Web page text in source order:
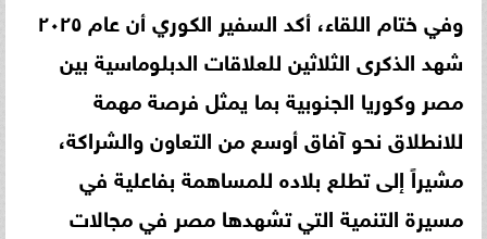
وفي ختام اللقاء، أكد السفير الكوري أن عام ٢٠٢٥
شهد الذكرى الثلاثين للعلاقات الدبلوماسية بين
مصر وكوريا الجنوبية بما يمثل فرصة مهمة
للانطلاق نحو آفاق أوسع من التعاون والشراكة،
مشيراً إلى تطلع بلاده للمساهمة بفاعلية في
مسيرة التنمية التي تشهدها مصر في مجالات